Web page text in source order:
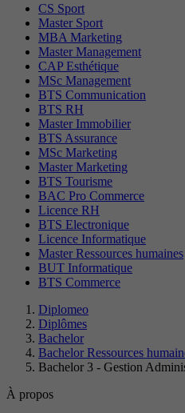
CS Sport
Master Sport
MBA Marketing
Master Management
CAP Esthétique
MSc Management
BTS Communication
BTS RH
Master Immobilier
BTS Assurance
MSc Marketing
Master Marketing
BTS Tourisme
BAC Pro Commerce
Licence RH
BTS Electronique
Licence Informatique
Master Ressources humaines
BUT Informatique
BTS Commerce
Diplomeo
Diplômes
Bachelor
Bachelor Ressources
Bachelor 3 - Gestion
À propos